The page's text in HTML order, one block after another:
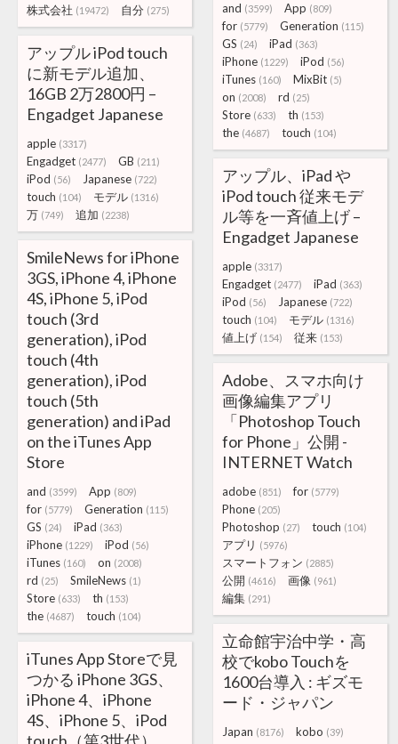
株式会社 (19472) 自分 (275) and (3599) App (809)
for (5779) Generation (115)
GS (24) iPad (363)
iPhone (1229) iPod (56)
iTunes (160) MixBit (5)
on (2008) rd (25)
Store (633) th (153)
the (4687) touch (104)
アップル iPod touch
に新モデル追加、
16GB 2万2800円 –
Engadget Japanese
apple (3317)
Engadget (2477) GB (211)
iPod (56) Japanese (722)
touch (104) モデル (1316)
万 (749) 追加 (2238)
アップル、iPad や
iPod touch 従来モデ
ル等を一斉値上げ –
Engadget Japanese
apple (3317)
Engadget (2477) iPad (363)
iPod (56) Japanese (722)
touch (104) モデル (1316)
値上げ (154) 従来 (153)
SmileNews for iPhone
3GS, iPhone 4, iPhone
4S, iPhone 5, iPod
touch (3rd
generation), iPod
touch (4th
generation), iPod
touch (5th
generation) and iPad
on the iTunes App
Store
and (3599) App (809)
for (5779) Generation (115)
GS (24) iPad (363)
iPhone (1229) iPod (56)
iTunes (160) on (2008)
rd (25) SmileNews (1)
Store (633) th (153)
the (4687) touch (104)
Adobe、スマホ向け
画像編集アプリ
「Photoshop Touch
for Phone」公開 -
INTERNET Watch
adobe (851) for (5779)
Phone (205)
Photoshop (27) touch (104)
アプリ (5976)
スマートフォン (2885)
公開 (4616) 画像 (961)
編集 (291)
立命館宇治中学・高
校でkobo Touchを
1600台導入 : ギズモ
ード・ジャパン
Japan (8176) kobo (39)
iTunes App Storeで見
つかる iPhone 3GS、
iPhone 4、iPhone
4S、iPhone 5、iPod